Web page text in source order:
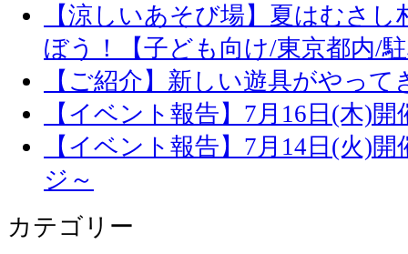
【涼しいあそび場】夏はむさ
ぼう！【子ども向け/東京都内/
【ご紹介】新しい遊具がやって
【イベント報告】7月16日(木)
【イベント報告】7月14日(火)
ジ～
カテゴリー